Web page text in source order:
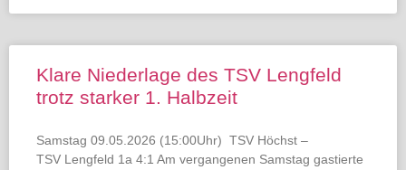
Klare Niederlage des TSV Lengfeld
trotz starker 1. Halbzeit
Samstag 09.05.2026 (15:00Uhr) TSV Höchst –
TSV Lengfeld 1a 4:1 Am vergangenen Samstag gastierte